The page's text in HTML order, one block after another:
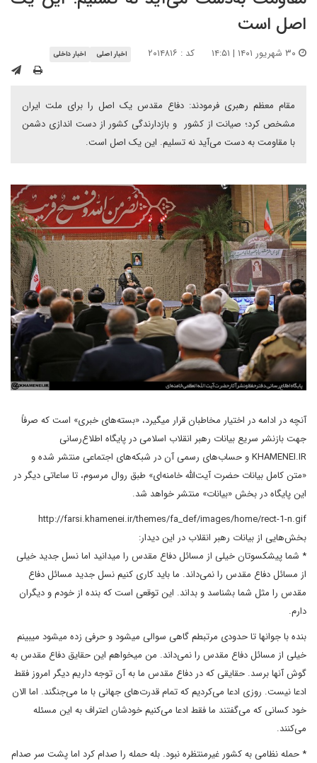
اصل است
کد : ۲۰۱۴۸۱۶ اخبار اصلی اخبار داخلی
مقام معظم رهبری فرمودند: دفاع مقدس یک اصل را برای ملت ایران
مشخص کرد؛ صیانت از کشور و بازدارندگی کشور از دست اندازی دشمن
با مقاومت به دست می‌آید نه تسلیم. این یک اصل است.
آنچه در ادامه در اختیار مخاطبان قرار میگیرد، «بسته‌های خبری» است که صرفاً
جهت بازنشر سریع بیانات رهبر انقلاب اسلامی در پایگاه اطلاع‌رسانی
KHAMENEI.IR و حساب‌های رسمی آن در شبکه‌های اجتماعی منتشر شده و
«متن کامل بیانات حضرت آیت‌الله خامنه‌ای» طبق روال مرسوم، تا ساعاتی دیگر در
این پایگاه در بخش «بیانات» منتشر خواهد شد.
http://farsi.khamenei.ir/themes/fa_def/images/home/rect-1-n.gif
بخش‌هایی از بیانات رهبر انقلاب در این دیدار:
* شما پیشکسوتان خیلی از مسائل دفاع مقدس را میدانید اما نسل جدید خیلی
از مسائل دفاع مقدس را نمی‌داند. ما باید کاری کنیم نسل جدید مسائل دفاع
مقدس را مثل شما بشناسد و بداند. این توقعی است که بنده از خودم و دیگران
دارم.
بنده با جوانها تا حدودی مرتبطم گاهی سوالی میشود و حرفی زده میشود میبینم
خیلی از مسائل دفاع مقدس را نمی‌داند. من میخواهم این حقایق دفاع مقدس به
گوش آنها برسد. حقایقی که در دفاع مقدس ما به آن توجه داریم دیگر امروز فقط
ادعا نیست. روزی ادعا می‌کردیم که تمام قدرت‌های جهانی با ما می‌جنگند. اما الان
خود کسانی که می‌گفتند ما فقط ادعا می‌‌کنیم خودشان اعتراف به این مسئله
می‌کنند.
* حمله نظامی به کشور غیرمنتظره نبود. بله حمله را صدام کرد اما پشت سر صدام